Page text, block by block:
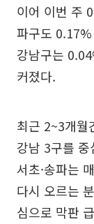
이어 이번 주
파구도
강남구는
커졌다.
최근 2~3개월
강남 3구를
서초·송파는
다시 오르는
심으로 막판